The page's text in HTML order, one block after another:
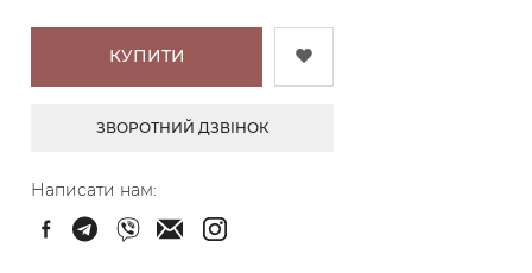
КУПИТИ
ЗВОРОТНИЙ ДЗВІНОК
Написати нам: